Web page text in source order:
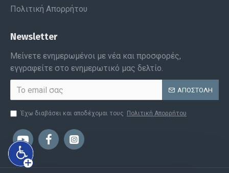
Πολιτική Απορρήτου
Newsletter
Μείνετε ενημερωμένοι με νέα και προσφορές,
εγγραφείτε στο ενημερωτικό μας δελτίο.
ΑΠΟΣΤΟΛΉ
Έχω διαβάσει και αποδέχομαι τους Πολιτική Απορρήτου